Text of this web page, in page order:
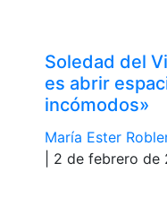
Soledad del
es abrir
incómodos»
María Ester
| 2 de febrero de